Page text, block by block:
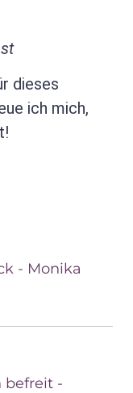
dieses
ich mich,
- Monika
befreit -